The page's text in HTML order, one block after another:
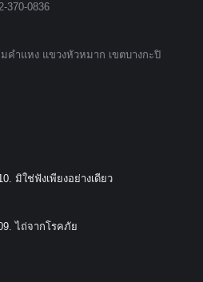
370-0836
คำแหง แขวงหัวหมาก เขตบางกะปิ
มิใช่ฟังเพียงอย่างเดียว
ไถ่จากโรคภัย